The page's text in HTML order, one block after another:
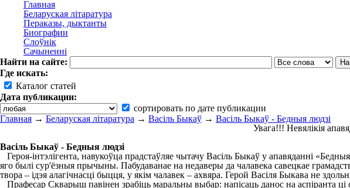
Главная
Беларуская літаратура
Пераказы, дыктанты
Биографии
Слоўнік
Сачыненні
Найти на сайте:
Где искать:
Каталог статей
Дата публикации:
сортировать по дате публикации
Главная → Беларуская літаратура → Васіль Быкаў → Васіль Быкаў - Бедныя людзі
Увага!!! Невялікія
Васіль Быкаў - Бедныя людзі
Героя-інтэлігента, навукоўца прадстаўляе чытачу Васіль Быкаў у апавяданні
яго былі сур'ёзныя прычыны. Пабудаванае на недаверы да чалавека савецкае
твора – ідэя алагічнасці быцця, у якім чалавек – ахвяра. Герой Васіля Быкава не
Прафесар Скварыш павінен зрабіць маральны выбар: напісаць данос на аспіранта ці